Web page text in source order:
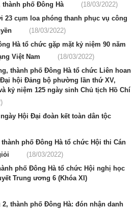
phố Đông Hà
(18/03/2022)
23 cụm loa phóng thanh phục vụ công
(18/03/2022)
Hà tổ chức gặp mặt kỷ niệm 90 năm
Việt Nam
(18/03/2022)
thành phố Đông Hà tổ chức Liên hoan
hội Đảng bộ phường lần thứ XV,
kỷ niệm 125 ngày sinh Chủ tịch Hồ Chí
Hội Đại đoàn kết toàn dân tộc
phố Đông Hà tổ chức Hội thi Cán
(18/03/2022)
phố Đông Hà tổ chức Hội nghị học
Trung ương 6 (Khóa XI)
thành phố Đông Hà: đón nhận danh